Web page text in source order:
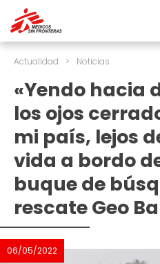
Actualidad > Noticias
«Yendo hacia
los ojos
mi país, lejos
vida a bordo
buque de
rescate Geo
06/05/2022